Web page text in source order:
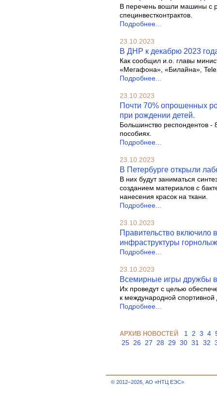
В перечень вошли машины с
специнвестконтрактов.
Подробнее...
23.10.2023
В ДНР к декабрю 2023
Как сообщил и.о. главы
«Мегафона», «Билайна»,
Подробнее...
23.10.2023
Почти 70% опрошенных
при рождении детей.
Большинство респондентов -
пособиях.
Подробнее...
23.10.2023
В Петербурге открыли
В них будут заниматься
созданием материалов с
нанесения красок на ткани.
Подробнее...
23.10.2023
Правительство включило
инфраструктуры
Подробнее...
23.10.2023
Всемирные игры дружбы в
Их проведут с целью
к международной спортивной
Подробнее...
АРХИВ НОВОСТЕЙ 1 2 3 4
25 26 27 28 29 30 31 32
© 2012–2026, АО «НТЦ ЕЭС»